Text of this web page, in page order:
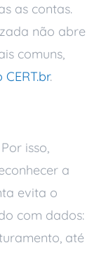
as contas.
não abre
comuns,
.
isso,
a
evita o
com dados:
até